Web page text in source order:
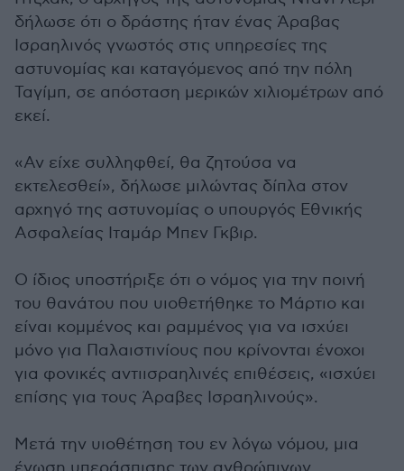
δήλωσε ότι ο δράστης ήταν ένας Άραβας
Ισραηλινός γνωστός στις υπηρεσίες της
αστυνομίας και καταγόμενος από την πόλη
Ταγίμπ, σε απόσταση μερικών χιλιομέτρων από
εκεί.
«Αν είχε συλληφθεί, θα ζητούσα να
εκτελεσθεί», δήλωσε μιλώντας δίπλα στον
αρχηγό της αστυνομίας ο υπουργός Εθνικής
Ασφαλείας Ιταμάρ Μπεν Γκβιρ.
Ο ίδιος υποστήριξε ότι ο νόμος για την ποινή
του θανάτου που υιοθετήθηκε το Μάρτιο και
είναι κομμένος και ραμμένος για να ισχύει
μόνο για Παλαιστινίους που κρίνονται ένοχοι
για φονικές αντιισραηλινές επιθέσεις, «ισχύει
επίσης για τους Άραβες Ισραηλινούς».
Μετά την υιοθέτηση του εν λόγω νόμου, μια